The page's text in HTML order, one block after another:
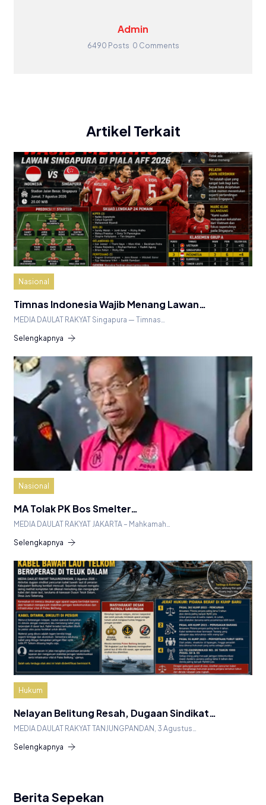
Admin
6490 Posts 0 Comments
Artikel Terkait
Nasional
Timnas Indonesia Wajib Menang Lawan…
MEDIA DAULAT RAKYAT Singapura — Timnas…
Selengkapnya
Nasional
MA Tolak PK Bos Smelter…
MEDIA DAULAT RAKYAT JAKARTA – Mahkamah…
Selengkapnya
Hukum
Nelayan Belitung Resah, Dugaan Sindikat…
MEDIA DAULAT RAKYAT TANJUNGPANDAN, 3 Agustus…
Selengkapnya
Berita Sepekan